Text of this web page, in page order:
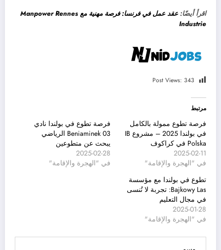
اقرأ أيضًا:
عقد عمل في فرنسا: فرصة مهنية مع Manpower Rennes
Industrie
Post Views: 343
مرتبط
فرصة تطوع ممولة بالكامل
في بولندا 2025 – مشروع IB
Polska في كراكوف
2025-02-11
في "الهجرة والإقامة"
فرصة تطوع في بولندا نادي
Beniaminek 03 الرياضي
يبحث عن متطوعين
2025-02-28
في "الهجرة والإقامة"
تطوع في بولندا مع مؤسسة
Bajkowy Las: تجربة لا تُنسى
في مجال التعليم
2025-01-28
في "الهجرة والإقامة"